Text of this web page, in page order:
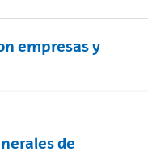
empresas y
de